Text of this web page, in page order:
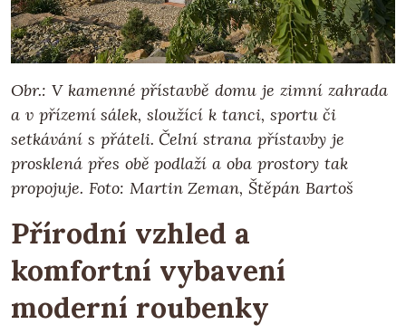
Obr.: V kamenné přístavbě domu je zimní zahrada
a v přízemí sálek, sloužící k tanci, sportu či
setkávání s přáteli. Čelní strana přístavby je
prosklená přes obě podlaží a oba prostory tak
propojuje. Foto: Martin Zeman, Štěpán Bartoš
Přírodní vzhled a
komfortní vybavení
moderní roubenky